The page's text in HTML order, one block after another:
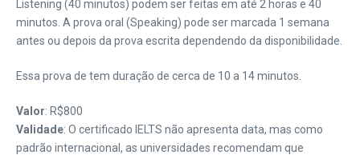
Listening (40 minutos) podem ser feitas em até 2 horas e 40
minutos. A prova oral (Speaking) pode ser marcada 1 semana
antes ou depois da prova escrita dependendo da disponibilidade.
Essa prova de tem duração de cerca de 10 a 14 minutos.
Valor: R$800
Validade: O certificado IELTS não apresenta data, mas como
padrão internacional, as universidades recomendam que